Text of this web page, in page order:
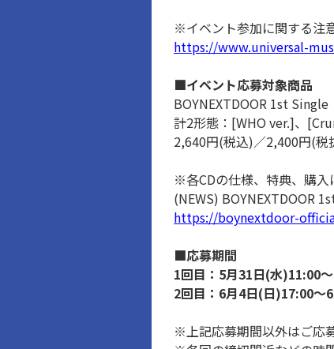
※イベント参加に関する注
https://www.universal-
■イベント応募対象商品
BOYNEXTDOOR 1st Single
計2形態：[WHO ver.]、
2,640円(税込)／2,400円(税
※各CDの仕様、特典、購入
(NEWS) BOYNEXTDOOR
https://boynextdoor-
■応募期間
1回目：5月31日(水)11:00
2回目：6月4日(日)17:00
※上記応募期間以外はご応